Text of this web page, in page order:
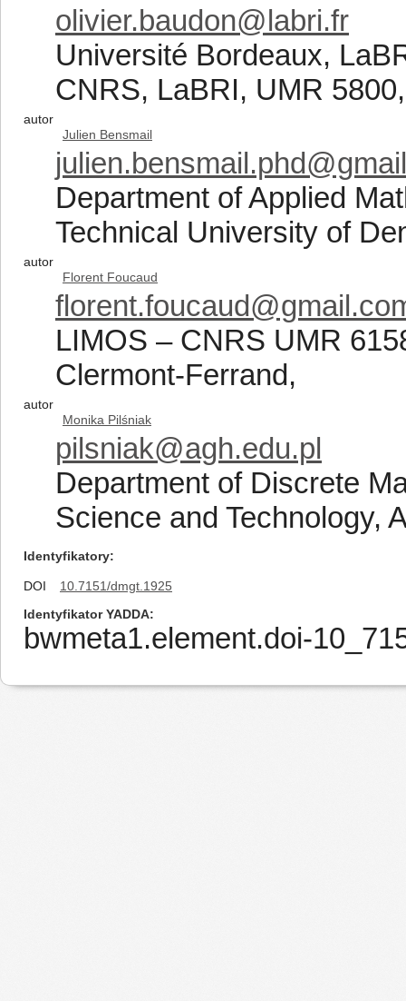
olivier.baudon@labri.fr
Université Bordeaux,
CNRS, LaBRI, UMR
autor
Julien Bensmail
Department of Applied
Technical University of
autor
Florent Foucaud
LIMOS – CNRS UMR
Clermont-Ferrand,
autor
Monika Pilśniak
pilsniak@agh.edu.pl
Department of Discrete
Science and Technology,
Identyfikatory
DOI
10.7151/dmgt.1925
Identyfikator YADDA
bwmeta1.element.doi-